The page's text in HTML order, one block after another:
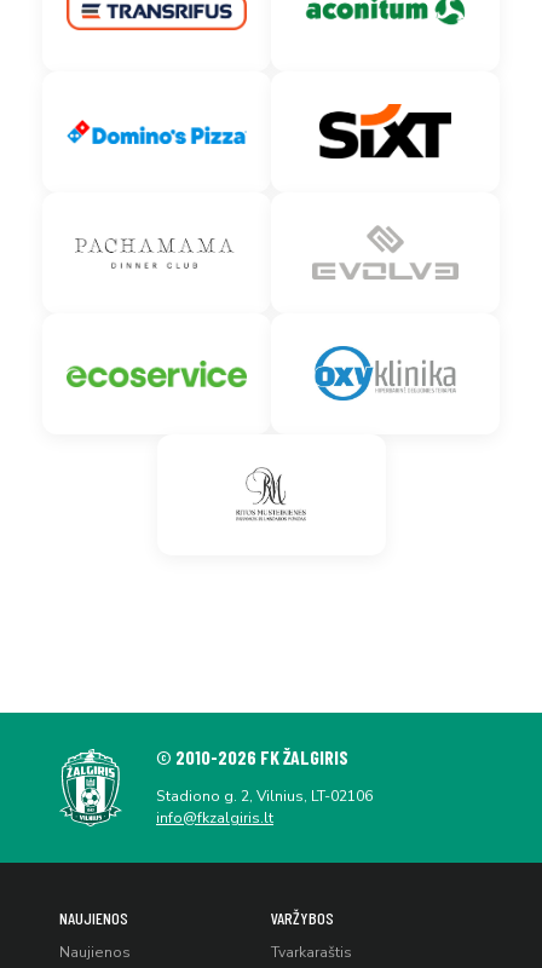
© 2010-2026 FK ŽALGIRIS
Stadiono g. 2, Vilnius, LT-02106
info@fkzalgiris.lt
NAUJIENOS
Naujienos
VARŽYBOS
Tvarkaraštis